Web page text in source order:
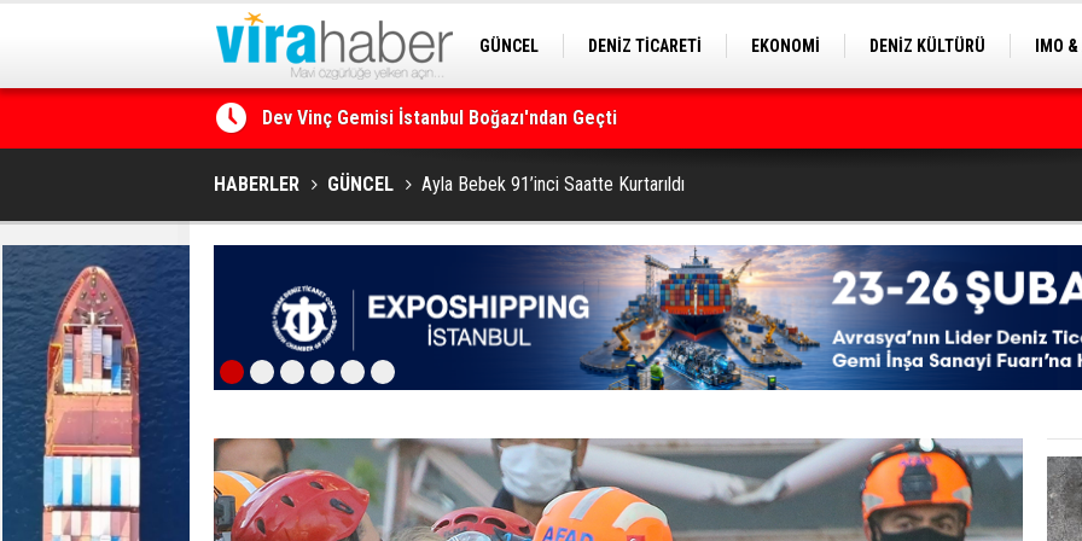
GÜNCEL DENİZ TİCARETİ EKONOMİ DENİZ KÜLTÜRÜ
IMO
Dev Vinç Gemisi İstanbul Boğazı'ndan Geçti
Ege Denizi’nin En Büyük Mercan Ormanı
HABERLER GÜNCEL Ayla Bebek 91’inci Saatte Kurtarıldı